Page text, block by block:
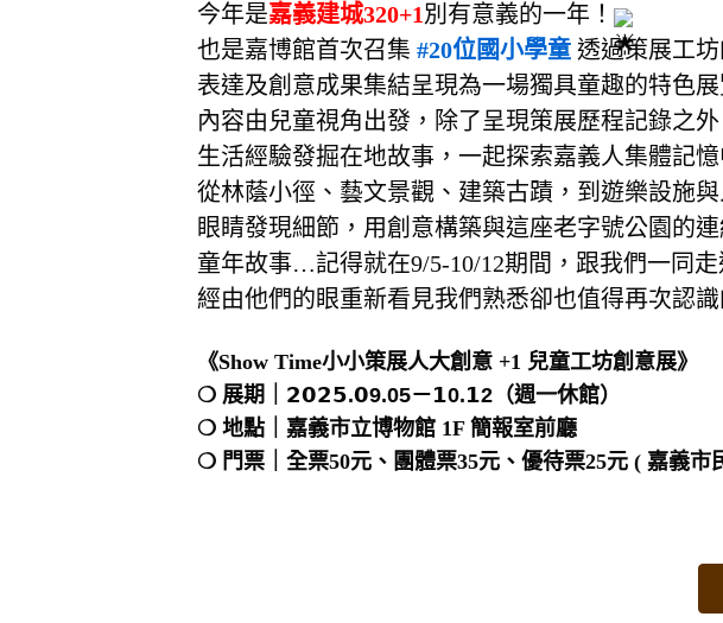
今年是嘉義建城320+1別有意義的一年！
也是嘉博館首次召集 #20位國小學童 透過策展工
表達及創意成果集結呈現為一場獨具童趣的特色展
內容由兒童視角出發，除了呈現策展歷程記錄之
生活經驗發掘在地故事，一起探索嘉義人集體記
從林蔭小徑、藝文景觀、建築古蹟，到遊樂設施
眼睛發現細節，用創意構築與這座老字號公園的
童年故事…記得就在9/5-10/12期間，跟我們一同
經由他們的眼重新看見我們熟悉卻也值得再次認
《Show Time小小策展人大創意 +1 兒童工坊創意展》
❍ 展期｜ 𝟮𝟬𝟮𝟱.𝟬9.05－𝟭0.𝟭2 （週一休館）
❍ 地點｜嘉義市立博物館 1F 簡報室前廳
❍ 門票｜全票50元、團體票35元、優待票25元 ( 嘉義市